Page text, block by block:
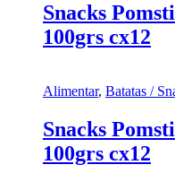
Snacks
100grs cx12
Alimentar, Batatas /
Snacks
100grs cx12